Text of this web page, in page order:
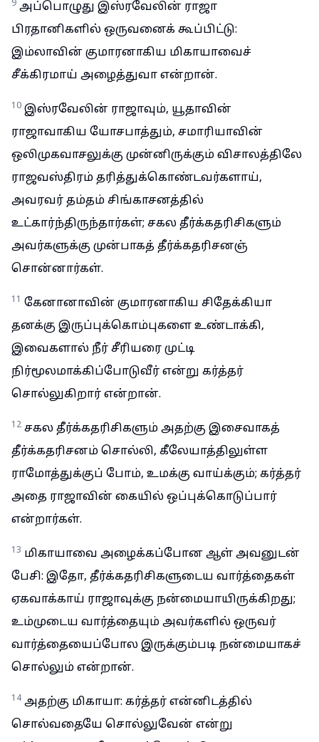
9 அப்பொழுது இஸ்ரவேலின் ராஜா
பிரதானிகளில் ஒருவனைக் கூப்பிட்டு:
இம்லாவின் குமாரனாகிய மிகாயாவைச்
சீக்கிரமாய் அழைத்துவா என்றான்.
10 இஸ்ரவேலின் ராஜாவும், யூதாவின்
ராஜாவாகிய யோசபாத்தும், சமாரியாவின்
ஒலிமுகவாசலுக்கு முன்னிருக்கும் விசாலத்திலே
ராஜவஸ்திரம் தரித்துக்கொண்டவர்களாய்,
அவரவர் தம்தம் சிங்காசனத்தில்
உட்கார்ந்திருந்தார்கள்; சகல தீர்க்கதரிசிகளும்
அவர்களுக்கு முன்பாகத் தீர்க்கதரிசனஞ்
சொன்னார்கள்.
11 கேனானாவின் குமாரனாகிய சிதேக்கியா
தனக்கு இருப்புக்கொம்புகளை உண்டாக்கி,
இவைகளால் நீர் சீரியரை முட்டி
நிர்மூலமாக்கிப்போடுவீர் என்று கர்த்தர்
சொல்லுகிறார் என்றான்.
12 சகல தீர்க்கதரிசிகளும் அதற்கு இசைவாகத்
தீர்க்கதரிசனம் சொல்லி, கீலேயாத்திலுள்ள
ராமோத்துக்குப் போம், உமக்கு வாய்க்கும்; கர்த்தர்
அதை ராஜாவின் கையில் ஒப்புக்கொடுப்பார்
என்றார்கள்.
13 மிகாயாவை அழைக்கப்போன ஆள் அவனுடன்
பேசி: இதோ, தீர்க்கதரிசிகளுடைய வார்த்தைகள்
ஏகவாக்காய் ராஜாவுக்கு நன்மையாயிருக்கிறது;
உம்முடைய வார்த்தையும் அவர்களில் ஒருவர்
வார்த்தையைப்போல இருக்கும்படி நன்மையாகச்
சொல்லும் என்றான்.
14 அதற்கு மிகாயா: கர்த்தர் என்னிடத்தில்
சொல்வதையே சொல்லுவேன் என்று